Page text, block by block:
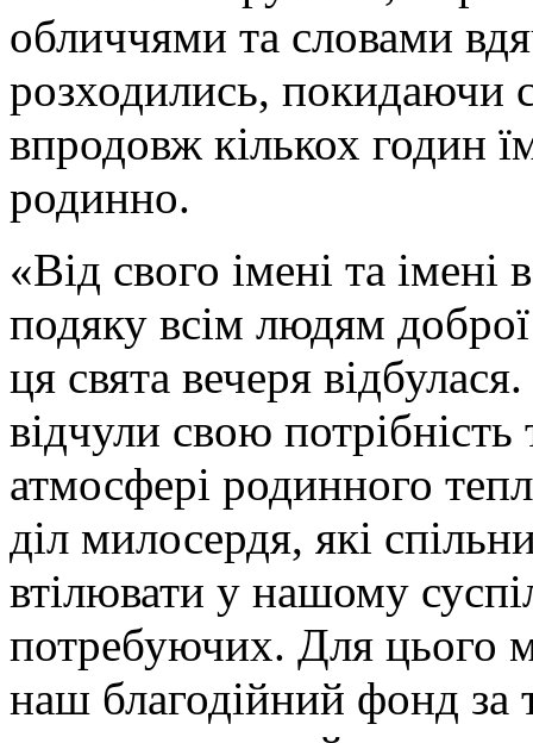
обличчями та словами
розходились, покидаючи
впродовж кількох годин
родинно.
«Від свого імені та
подяку всім людям
ця свята вечеря
відчули свою
атмосфері родинного
діл милосердя, які
втілювати у нашому
потребуючих. Для цього
наш благодійний фонд за